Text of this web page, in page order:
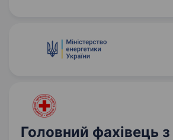
бенефіціарів і створення
плану…
Головний фахівець з